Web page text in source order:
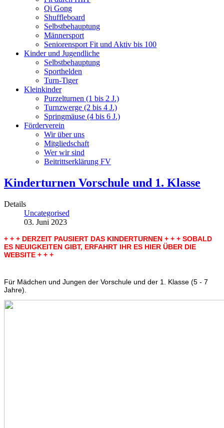
Qi Gong
Shuffleboard
Selbstbehauptung
Männersport
Seniorensport Fit und Aktiv bis 100
Kinder und Jugendliche
Selbstbehauptung
Sporthelden
Turn-Tiger
Kleinkinder
Purzelturnen (1 bis 2 J.)
Turnzwerge (2 bis 4 J.)
Springmäuse (4 bis 6 J.)
Förderverein
Wir über uns
Mitgliedschaft
Wer wir sind
Beitrittserklärung FV
Kinderturnen Vorschule und 1. Klasse
Details
Uncategorised
03. Juni 2023
+ + + DERZEIT PAUSIERT DAS KINDERTURNEN + + + SOBALD
ES NEUIGKEITEN GIBT, ERFAHRT IHR ES HIER ÜBER DIE
WEBSITE + + +
Für Mädchen und Jungen der Vorschule und der 1. Klasse (5 - 7
Jahre).